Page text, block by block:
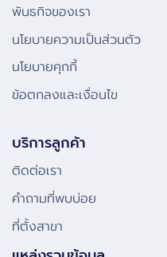
พันธกิจของเรา
นโยบายความเป็นส่วนตัว
นโยบายคุกกี้
ข้อตกลงและเงื่อนไข
บริการลูกค้า
ติดต่อเรา
คําถามที่พบบ่อย
ที่ตั้งสาขา